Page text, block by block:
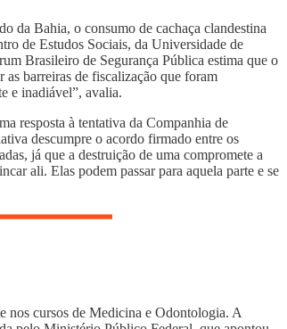
da Bahia, o consumo de cachaça clandestina
de Estudos Sociais, da Universidade de
Brasileiro de Segurança Pública estima que o
barreiras de fiscalização que foram
e inadiável”, avalia.
resposta à tentativa da Companhia de
descumpre o acordo firmado entre os
já que a destruição de uma compromete a
ali. Elas podem passar para aquela parte e se
nos cursos de Medicina e Odontologia. A